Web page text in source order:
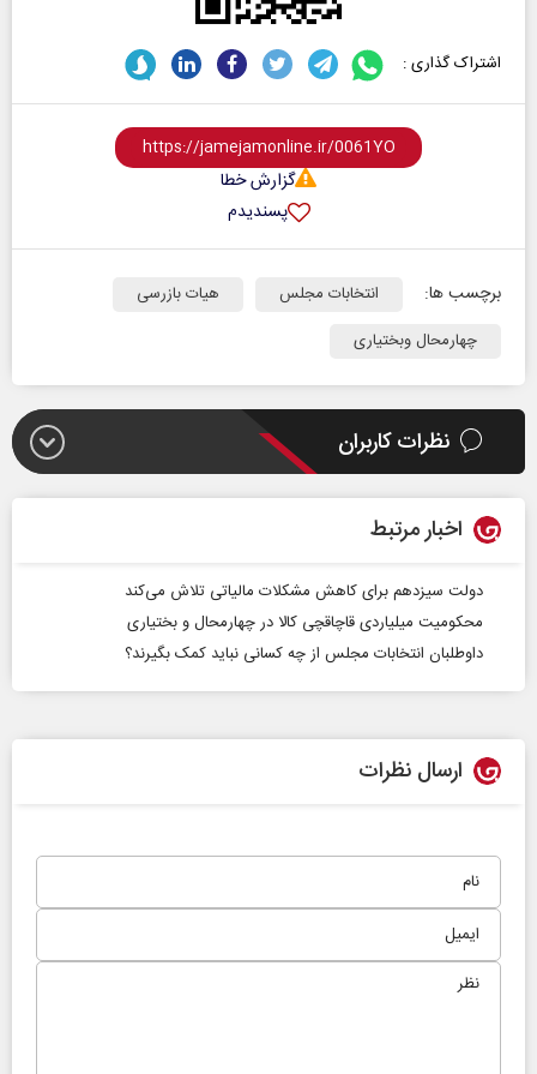
اشتراک گذاری :
گزارش خطا
پسندیدم
برچسب ها: انتخابات مجلس
هیات بازرسی
چهارمحال وبختیاری
نظرات کاربران
اخبار مرتبط
دولت سیزدهم برای کاهش مشکلات مالیاتی تلاش می‌کند
محکومیت میلیاردی قاچاقچی کالا در چهارمحال و بختیاری
داوطلبان انتخابات مجلس از چه کسانی نباید کمک بگیرند؟
ارسال نظرات